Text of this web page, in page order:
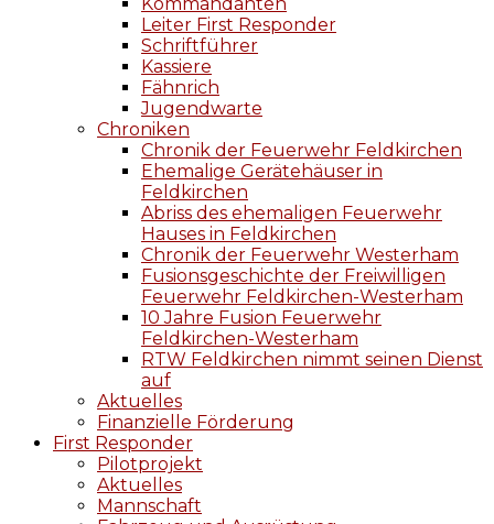
Leiter First Responder
Schriftführer
Kassiere
Fähnrich
Jugendwarte
Chroniken
Chronik der Feuerwehr Feldkirchen
Ehemalige Gerätehäuser in
Feldkirchen
Abriss des ehemaligen Feuerwehr
Hauses in Feldkirchen
Chronik der Feuerwehr Westerham
Fusionsgeschichte der Freiwilligen
Feuerwehr Feldkirchen-Westerham
10 Jahre Fusion Feuerwehr
Feldkirchen-Westerham
RTW Feldkirchen nimmt seinen Dienst
auf
Aktuelles
Finanzielle Förderung
First Responder
Pilotprojekt
Aktuelles
Mannschaft